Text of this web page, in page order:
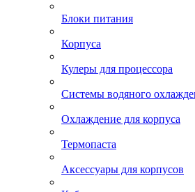
Блоки питания
Корпуса
Кулеры для процессора
Системы водяного
Охлаждение для корпуса
Термопаста
Аксессуары для корпусов